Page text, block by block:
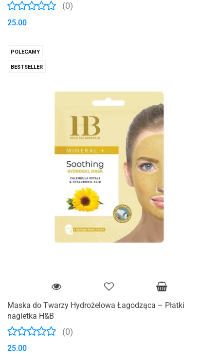
(0)
25.00
POLECAMY
BESTSELLER
Maska do Twarzy Hydrożelowa Łagodząca – Płatki
nagietka H&B
(0)
25.00